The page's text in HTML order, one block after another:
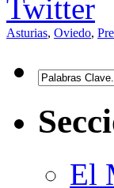
Asturias, Oviedo,
El